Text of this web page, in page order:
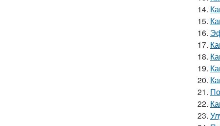
14.
15.
16.
17.
18.
19.
20.
21.
22.
23.